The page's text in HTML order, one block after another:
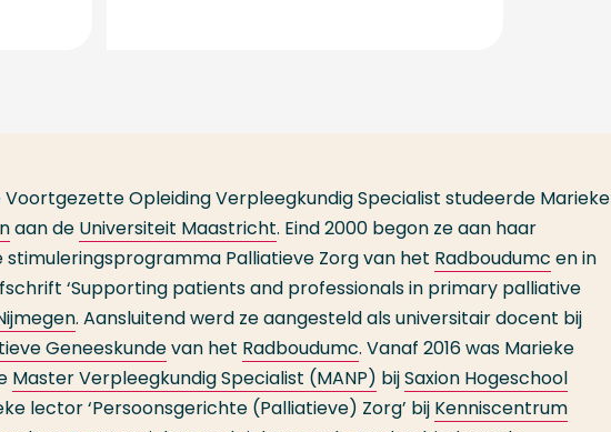
Opleiding Verpleegkundig Specialist studeerde Marieke
aan de Universiteit Maastricht. Eind 2000 begon ze aan haar
Palliatieve Zorg van het Radboudumc en in
‘Supporting patients and professionals in primary palliative
. Aansluitend werd ze aangesteld als universitair docent bij
Geneeskundevan het Radboudumc. Vanaf 2016 was Marieke
Master Verpleegkundig Specialist (MANP) bijSaxion Hogeschool
lector ‘Persoonsgerichte (Palliatieve) Zorg’ bij Kenniscentrum